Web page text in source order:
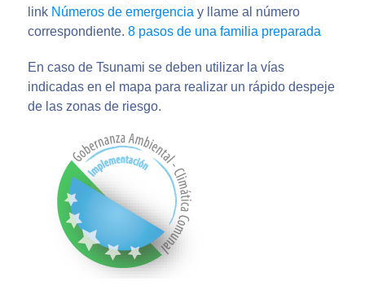
link Números de emergencia y llame al número
correspondiente. 8 pasos de una familia preparada
En caso de Tsunami se deben utilizar la vías
indicadas en el mapa para realizar un rápido despeje
de las zonas de riesgo.